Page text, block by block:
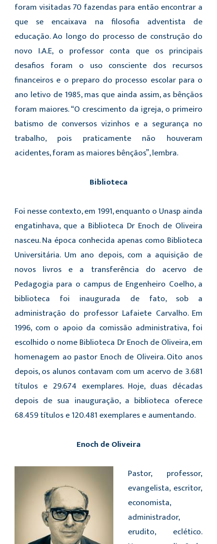
foram visitadas 70 fazendas para então encontrar a
que se encaixava na filosofia adventista de
educação. Ao longo do processo de construção do
novo I.A.E, o professor conta que os principais
desafios foram o uso consciente dos recursos
financeiros e o preparo do processo escolar para o
ano letivo de 1985, mas que ainda assim, as bênçãos
foram maiores. “O crescimento da igreja, o primeiro
batismo de conversos vizinhos e a segurança no
trabalho, pois praticamente não houveram
acidentes, foram as maiores bênçãos”, lembra.
Biblioteca
Foi nesse contexto, em 1991, enquanto o Unasp ainda
engatinhava, que a Biblioteca Dr Enoch de Oliveira
nasceu. Na época conhecida apenas como Biblioteca
Universitária. Um ano depois, com a aquisição de
novos livros e a transferência do acervo de
Pedagogia para o campus de Engenheiro Coelho, a
biblioteca foi inaugurada de fato, sob a
administração do professor Lafaiete Carvalho. Em
1996, com o apoio da comissão administrativa, foi
escolhido o nome Biblioteca Dr Enoch de Oliveira, em
homenagem ao pastor Enoch de Oliveira. Oito anos
depois, os alunos contavam com um acervo de 3.681
títulos e 29.674 exemplares. Hoje, duas décadas
depois de sua inauguração, a biblioteca oferece
68.459 títulos e 120.481 exemplares e aumentando.
Enoch de Oliveira
Pastor, professor,
evangelista, escritor,
economista,
administrador,
erudito, eclético.